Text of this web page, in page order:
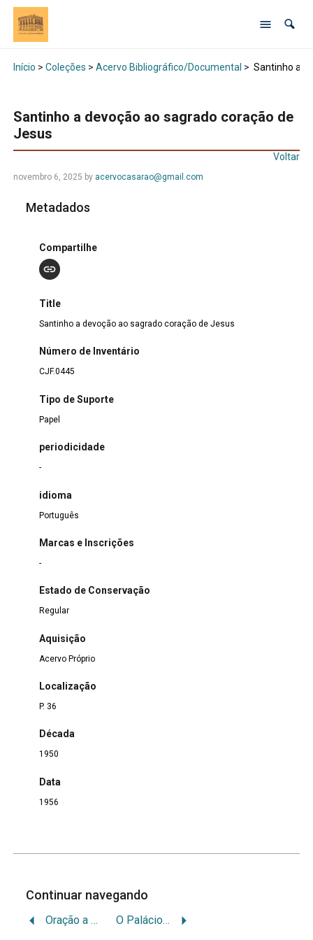
Início > Coleções > Acervo Bibliográfico/Documental > Santinho a
Santinho a devoção ao sagrado coração de
Jesus
Voltar
novembro 6, 2025 by acervocasarao@gmail.com
Metadados
Compartilhe
Title
Santinho a devoção ao sagrado coração de Jesus
Número de Inventário
CJF.0445
Tipo de Suporte
Papel
periodicidade
-
idioma
Português
Marcas e Inscrições
-
Estado de Conservação
Regular
Aquisição
Acervo Próprio
Localização
P. 36
Década
1950
Data
1956
Continuar navegando
Oração a chaga do ombro de Jesus O Palácio de Niorres